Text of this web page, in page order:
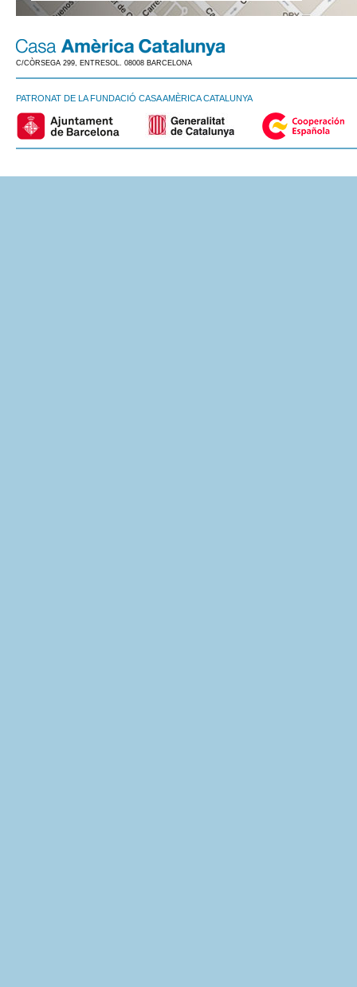
C/CÒRSEGA 299, ENTRESOL. 08008 BARCELONA
PATRONAT DE LA FUNDACIÓ CASA AMÈRICA CATALUNYA